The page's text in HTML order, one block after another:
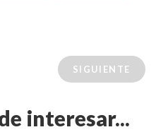
SIGUIENTE
interesar...